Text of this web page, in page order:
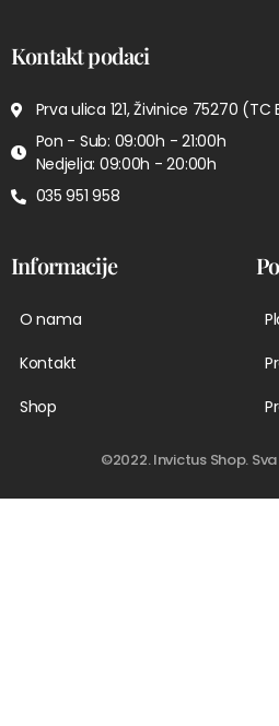
Kontakt podaci
Prva ulica 121, Živinice 75270 (TC
Pon - Sub: 09:00h - 21:00h
Nedjelja: 09:00h - 20:00h
035 951 958
Informacije
O nama
Kontakt
Shop
©2022. Invictus Shop.